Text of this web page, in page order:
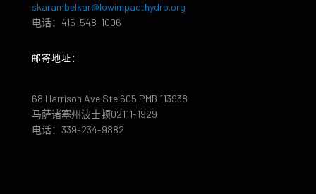
skarambelkar@lowimpacthydro.org
电话：415-548-1006
邮寄地址：
68 Harrison Ave Ste 605 PMB 113938
马萨诸塞州波士顿02111-1929
电话：339-234-9882